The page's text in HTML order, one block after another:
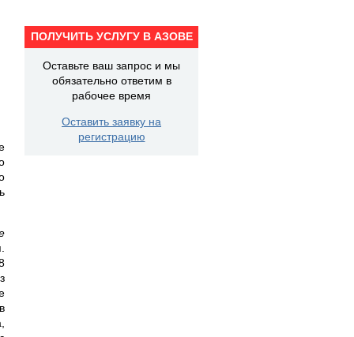
ПОЛУЧИТЬ УСЛУГУ В АЗОВЕ
Оставьте ваш запрос и мы
обязательно ответим в
рабочее время
Оставить заявку на
регистрацию